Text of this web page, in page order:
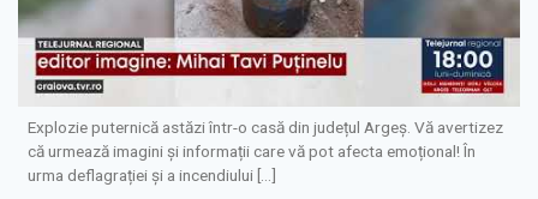
Explozie puternică astăzi într-o casă din județul Argeș. Vă avertizez
că urmează imagini și informații care vă pot afecta emoțional! În
urma deflagrației și a incendiului […]